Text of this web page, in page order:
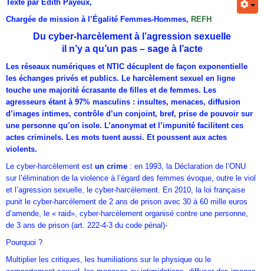
Texte par Edith Payeux,
Chargée de mission à l’Égalité Femmes-Hommes, REFH
Du cyber-harcèlement à l’agression sexuelle
il n’y a qu’un pas – sage à l’acte
Les réseaux numériques et NTIC décuplent de façon exponentielle
les échanges privés et publics. Le harcèlement sexuel en ligne
touche une majorité écrasante de filles et de femmes. Les
agresseurs étant à 97% masculins : insultes, menaces, diffusion
d’images intimes, contrôle d’un conjoint, bref, prise de pouvoir sur
une personne qu’on isole. L’anonymat et l’impunité facilitent ces
actes criminels. Les mots tuent aussi. Et poussent aux actes
violents.
Le cyber-harcèlement est un crime : en 1993, la Déclaration de l’ONU
sur l’élimination de la violence à l’égard des femmes évoque, outre le viol
et l’agression sexuelle, le cyber-harcèlement. En 2010, la loi française
punit le cyber-harcèlement de 2 ans de prison avec 30 à 60 mille euros
d’amende, le « raid», cyber-harcèlement organisé contre une personne,
de 3 ans de prison (art. 222-4-3 du code pénal)-
Pourquoi ?
Multiplier les critiques, les humiliations sur le physique ou le